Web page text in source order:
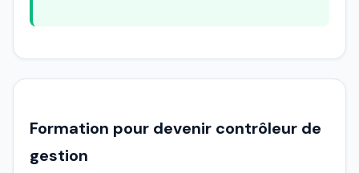
Formation pour devenir contrôleur de
gestion